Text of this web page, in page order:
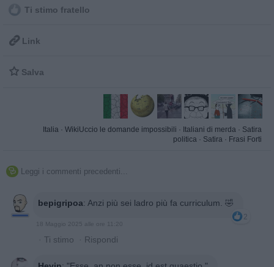
Ti stimo fratello
 Link
 Salva
Italia · WikiUccio le domande impossibili · Italiani di merda · Satira
politica · Satira · Frasi Forti
 Leggi i commenti precedenti...
bepigripoa: Anzi più sei ladro più fa curriculum. 🤣
2
18 Maggio 2025 alle ore 11:20
· Ti stimo · Rispondi